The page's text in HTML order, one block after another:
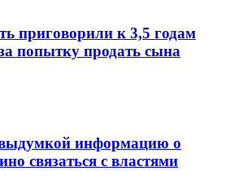
приговорили к 3,5 годам
попытку продать сына
информацию о
связаться с властями